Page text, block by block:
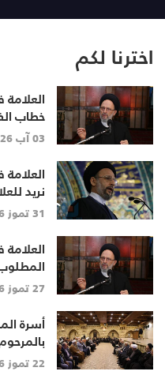
اخترنا لكم
خطاب
مصلحة
03 آب 26 - 12:33
نريد
الجامع
31 تموز 26 - 16:25
تنهي
الاعمار
27 تموز 26 - 15:00
أسرة
22 تموز 26 - 15:09